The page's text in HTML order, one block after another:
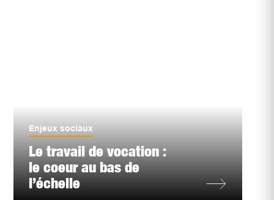
Enjeux sociaux
Le travail de vocation :
le coeur au bas de
l’échelle